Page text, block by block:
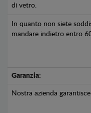
di vetro.
In quanto non siete
mandare indietro entro
Garanzia:
Nostra azienda